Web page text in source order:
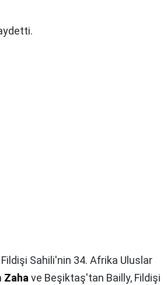
Sahili'nin 34. Afrika Uluslar
Zahave Beşiktaş'tan Bailly, Fildişi